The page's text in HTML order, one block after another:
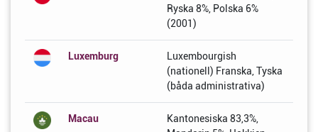
Ryska 8%, Polska 6%
(2001)
Luxemburg
Luxembourgish
(nationell) Franska, Tyska
(båda administrativa)
Macau
Kantonesiska 83,3%,